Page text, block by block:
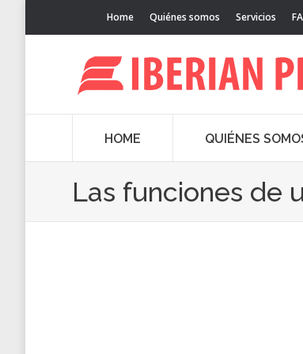
Home Quiénes somos Servicios
HOME QUIÉNES
Las funciones de